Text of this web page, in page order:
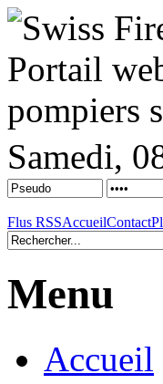
Samedi,
Flus RSSAccueilContact
Menu
Accueil